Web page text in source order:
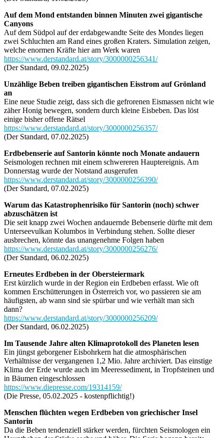
Auf dem Mond entstanden binnen Minuten zwei gigantische
Canyons
Auf dem Südpol auf der erdabgewandte Seite des Mondes liegen
zwei Schluchten am Rand eines großen Kraters. Simulation zeigen,
welche enormen Kräfte hier am Werk waren
https://www.derstandard.at/story/3000000256341/
(Der Standard, 09.02.2025)
Unzählige Beben treiben gigantischen Eisstrom auf Grönland
an
Eine neue Studie zeigt, dass sich die gefrorenen Eismassen nicht wie
zäher Honig bewegen, sondern durch kleine Eisbeben. Das löst
einige bisher offene Rätsel
https://www.derstandard.at/story/3000000256357/
(Der Standard, 07.02.2025)
Erdbebenserie auf Santorin könnte noch Monate andauern
Seismologen rechnen mit einem schwereren Hauptereignis. Am
Donnerstag wurde der Notstand ausgerufen
https://www.derstandard.at/story/3000000256390/
(Der Standard, 07.02.2025)
Warum das Katastrophenrisiko für Santorin (noch) schwer
abzuschätzen ist
Die seit knapp zwei Wochen andauernde Bebenserie dürfte mit dem
Unterseevulkan Kolumbos in Verbindung stehen. Sollte dieser
ausbrechen, könnte das unangenehme Folgen haben
https://www.derstandard.at/story/3000000256276/
(Der Standard, 06.02.2025)
Erneutes Erdbeben in der Obersteiermark
Erst kürzlich wurde in der Region ein Erdbeben erfasst. Wie oft
kommen Erschütterungen in Österreich vor, wo passieren sie am
häufigsten, ab wann sind sie spürbar und wie verhält man sich
dann?
https://www.derstandard.at/story/3000000256209/
(Der Standard, 06.02.2025)
Im Tausende Jahre alten Klimaprotokoll des Planeten lesen
Ein jüngst geborgener Eisbohrkern hat die atmosphärischen
Verhältnisse der vergangenen 1,2 Mio. Jahre archiviert. Das einstige
Klima der Erde wurde auch im Meeressediment, in Tropfsteinen und
in Bäumen eingeschlossen
https://www.diepresse.com/19314159/
(Die Presse, 05.02.2025 - kostenpflichtig!)
Menschen flüchten wegen Erdbeben von griechischer Insel
Santorin
Da die Beben tendenziell stärker werden, fürchten Seismologen ein